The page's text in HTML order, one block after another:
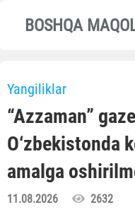
BOSHQA
Yangiliklar
“Azzaman”
O‘zbekistonda
amalga
11.08.2026 2632